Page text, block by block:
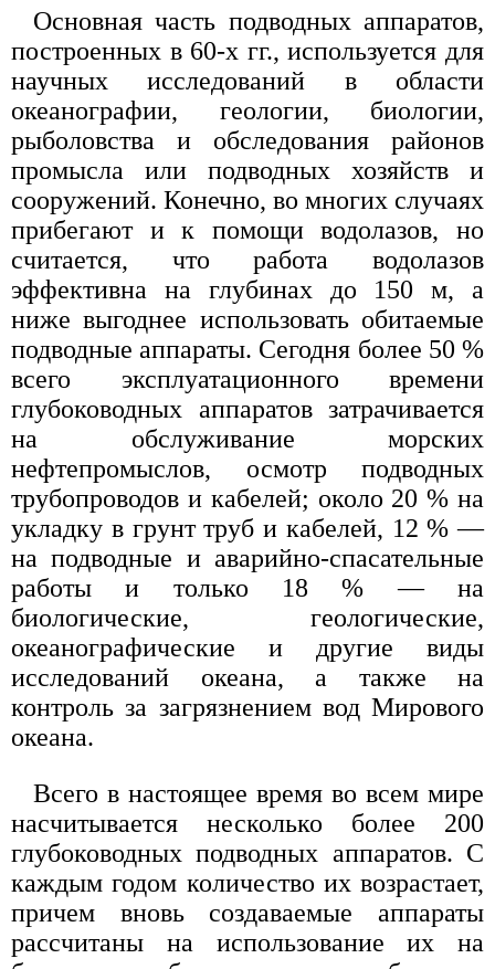
Основная часть подводных аппаратов,
построенных в 60-х гг., используется для
научных исследований в области
океанографии, геологии, биологии,
рыболовства и обследования районов
промысла или подводных хозяйств и
сооружений. Конечно, во многих случаях
прибегают и к помощи водолазов, но
считается, что работа водолазов
эффективна на глубинах до 150 м, а
ниже выгоднее использовать обитаемые
подводные аппараты. Сегодня более 50 %
всего эксплуатационного времени
глубоководных аппаратов затрачивается
на обслуживание морских
нефтепромыслов, осмотр подводных
трубопроводов и кабелей; около 20 % на
укладку в грунт труб и кабелей, 12 % —
на подводные и аварийно-спасательные
работы и только 18 % — на
биологические, геологические,
океанографические и другие виды
исследований океана, а также на
контроль за загрязнением вод Мирового
океана.
Всего в настоящее время во всем мире
насчитывается несколько более 200
глубоководных подводных аппаратов. С
каждым годом количество их возрастает,
причем вновь создаваемые аппараты
рассчитаны на использование их на